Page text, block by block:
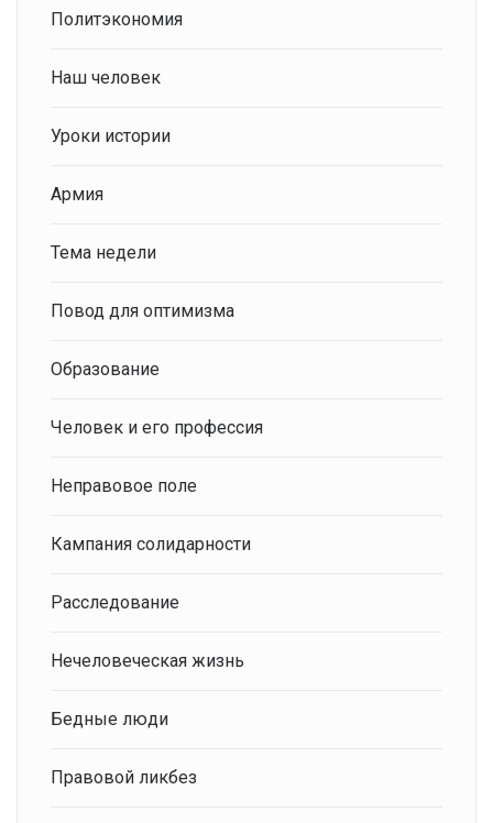
Политэкономия
Наш человек
Уроки истории
Армия
Тема недели
Повод для оптимизма
Образование
Человек и его профессия
Неправовое поле
Кампания солидарности
Расследование
Нечеловеческая жизнь
Бедные люди
Правовой ликбез